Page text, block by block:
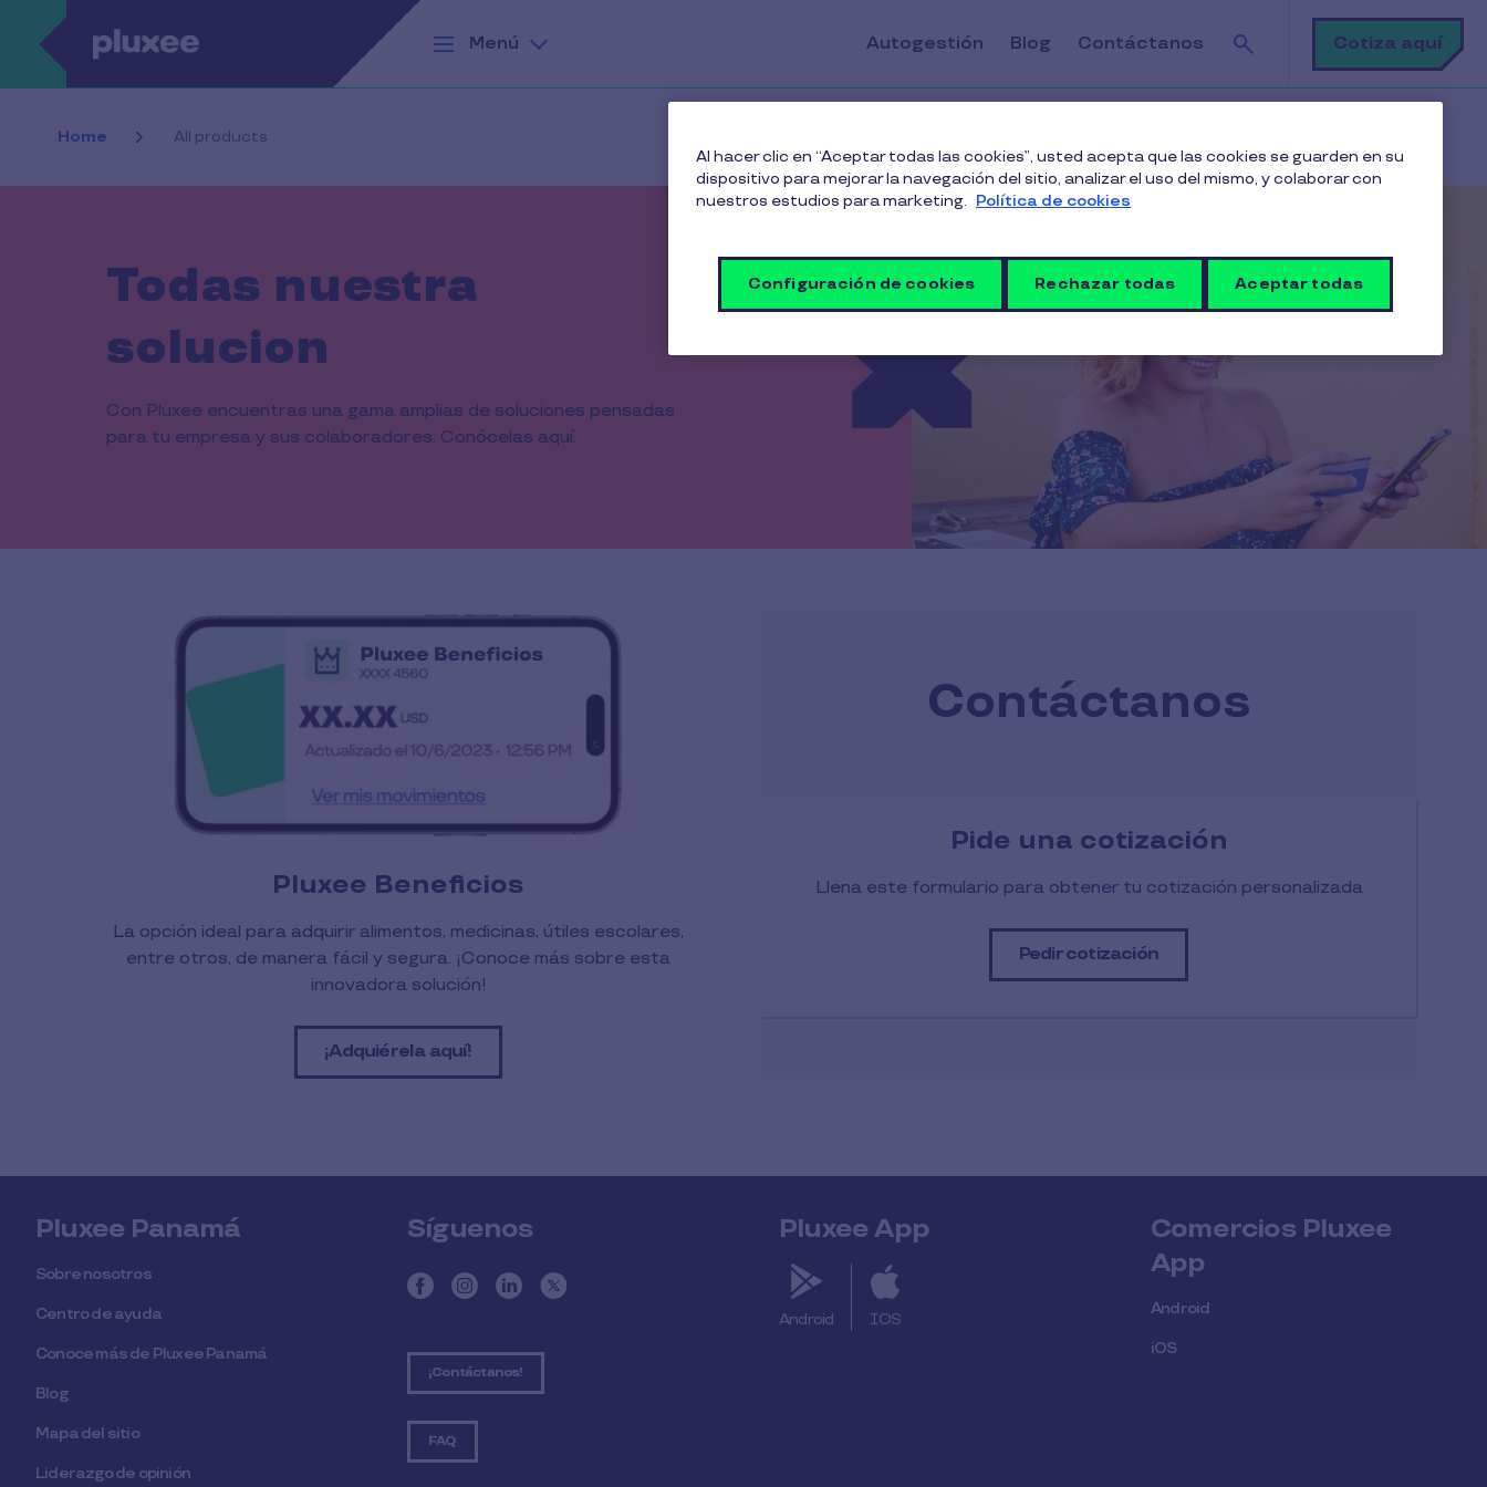
Pasar al contenido principal
Menú
Autogestión Blog Contáctanos
Buscar
Cotiza aquí
Home All products
Todas nuestra
solucion
Con Pluxee encuentras una gama amplias de soluciones pensadas
para tu empresa y sus colaboradores. Conócelas aquí.
Pluxee Beneficios
La opción ideal para adquirir alimentos, medicinas, útiles escolares,
entre otros, de manera fácil y segura. ¡Conoce más sobre esta
innovadora solución!
¡Adquiérela aquí!
Contáctanos
Pide una cotización
Llena este formulario para obtener tu cotización personalizada
Pedir cotización
Pluxee Panamá
Sobre nosotros
Centro de ayuda
Conoce más de Pluxee Panamá
Blog
Mapa del sitio
Liderazgo de opinión
Síguenos
¡Contáctanos!
FAQ
Pluxee App
Android IOS
Comercios Pluxee
App
Android
iOS
Al hacer clic en “Aceptar todas las cookies”, usted acepta que las cookies se guarden en su
dispositivo para mejorar la navegación del sitio, analizar el uso del mismo, y colaborar con
nuestros estudios para marketing. Política de cookies
Configuración de cookies Rechazar todas Aceptar todas